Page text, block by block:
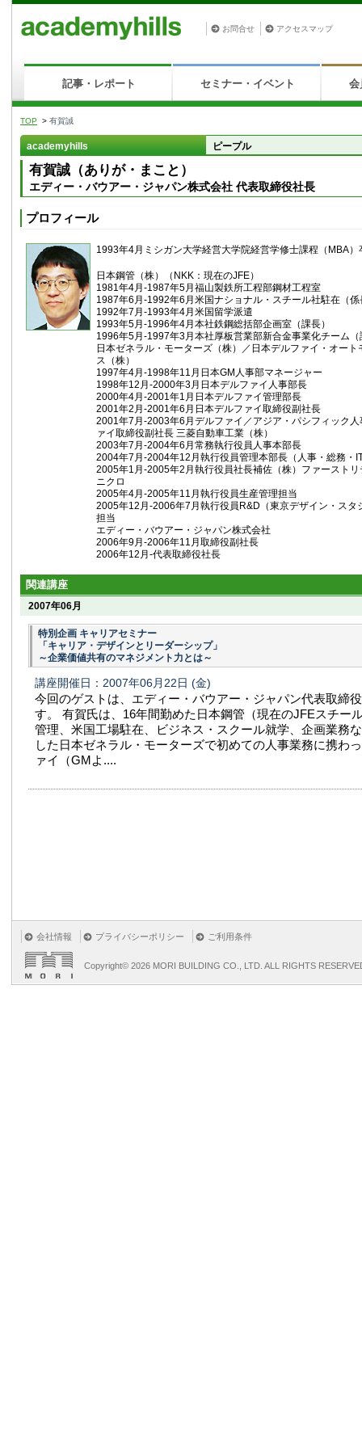
お問合せ アクセスマップ
記事・レポート セミナー・イベント 会
TOP > 有賀誠
academyhills ピープル
有賀誠（ありが・まこと）
エディー・バウアー・ジャパン株式会社 代表取締役社長
プロフィール
1993年4月ミシガン大学経営大学院経営学修士課程（MBA）
日本鋼管（株）（NKK：現在のJFE）
1981年4月‐1987年5月福山製鉄所工程部鋼材工程室
1987年6月‐1992年6月米国ナショナル・スチール社駐在（係
1992年7月‐1993年4月米国留学派遣
1993年5月‐1996年4月本社鉄鋼総括部企画室（課長）
1996年5月‐1997年3月本社厚板営業部新合金事業化チーム（
日本ゼネラル・モーターズ（株）／日本デルファイ・オー
ス（株）
1997年4月‐1998年11月日本GM人事部マネージャー
1998年12月‐2000年3月日本デルファイ人事部長
2000年4月‐2001年1月日本デルファイ管理部長
2001年2月‐2001年6月日本デルファイ取締役副社長
2001年7月‐2003年6月デルファイ／アジア・パシフィック
ァイ取締役副社長 三菱自動車工業（株）
2003年7月‐2004年6月常務執行役員人事本部長
2004年7月‐2004年12月執行役員管理本部長（人事・総務・
2005年1月‐2005年2月執行役員社長補佐（株）ファースト
ニクロ
2005年4月‐2005年11月執行役員生産管理担当
2005年12月‐2006年7月執行役員R&D（東京デザイン・スタ
担当
エディー・バウアー・ジャパン株式会社
2006年9月-2006年11月取締役副社長
2006年12月-代表取締役社長
関連講座
2007年06月
特別企画 キャリアセミナー
「キャリア・デザインとリーダーシップ」
～企業価値共有のマネジメント力とは～
講座開催日：2007年06月22日 (金)
今回のゲストは、エディー・バウアー・ジャパン代表取締
す。 有賀氏は、16年間勤めた日本鋼管（現在のJFEスチー
管理、米国工場駐在、ビジネス・スクール就学、企画業務
した日本ゼネラル・モーターズで初めての人事業務に携わ
ァイ（GMよ....
会社情報 プライバシーポリシー ご利用条件
Copyright© 2026 MORI BUILDING CO., LTD. ALL RIGHTS